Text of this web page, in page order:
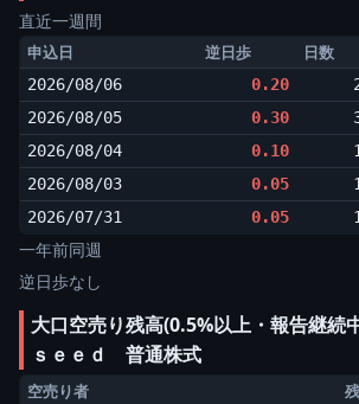
直近一週間
申込日 逆日歩 日数
2026/08/06 0.20
2026/08/05
0.30
2026/08/04
0.10 1
2026/08/03
0.05 1
2026/07/31
0.05 1
一年前同週
逆日歩なし
大口空売り残高(0.5%以上・報告継続
ｓｅｅｄ 普通株式
空売り者